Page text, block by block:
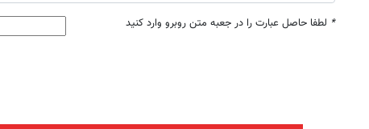
* لطفا حاصل عبارت را در جعبه متن روبرو وارد کنید